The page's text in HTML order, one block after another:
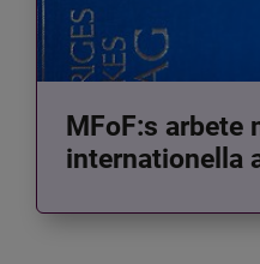
MFoF:s arbete
internationella